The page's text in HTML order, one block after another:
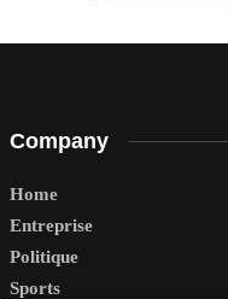
Company
Home
Entreprise
Politique
Sports